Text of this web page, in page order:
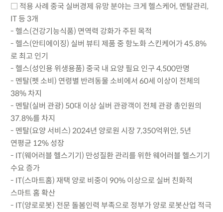
□ 적용 사례 중국 실버경제 유망 분야는 크게 헬스케어, 멘탈관리,
IT 등 3개
- 헬스(건강기능식품) 면역력 강화가 주된 목적
- 헬스(안티에이징) 실버 뷰티 제품 중 항노화 스킨케어가 45.8%
로 최고 인기
- 헬스(성인용 위생용품) 중국 내 요양 필요 인구 4,500만명
- 멘탈(펫 소비) 연령별 반려동물 소비에서 60세 이상이 전체의
38% 차지
- 멘탈(실버 관광) 50대 이상 실버 관광객이 전체 관광 총인원의
37.8%를 차지
- 멘탈(요양 서비스) 2024년 양로원 시장 7,350억위안, 5년
연평균 12% 성장
- IT(웨어러블 헬스기기) 만성질환 관리를 위한 웨어러블 헬스기기
수요 증가
- IT(스마트홈) 재택 양로 비중이 90% 이상으로 실버 친화적
스마트 홈 확산
- IT(양로로봇) 전문 돌봄인력 부족으로 정부가 양로 로봇산업 적극